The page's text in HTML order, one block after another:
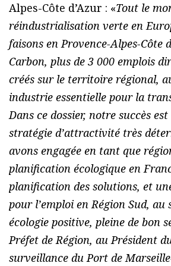
Alpes-Côte d’Azur : «Tout le
réindustrialisation verte en
faisons en Provence-Alpes-Côte
Carbon, plus de 3 000 emplois
créés sur le territoire régional,
industrie essentielle pour la
Dans ce dossier, notre succès
stratégie d’attractivité très
avons engagée en tant que
planification écologique en
planification des solutions, et
pour l’emploi en Région Sud, au
écologie positive, pleine de bon
Préfet de Région, au Président
surveillance du Port de